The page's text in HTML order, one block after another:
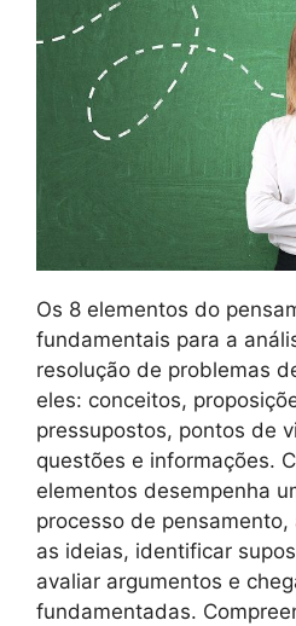
Os 8 elementos do
fundamentais para a
resolução de problemas
eles: conceitos,
pressupostos, pontos de
questões e informações.
elementos desempenha
processo de
as ideias, identificar
avaliar argumentos e
fundamentadas.